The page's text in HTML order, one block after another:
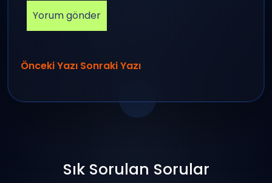
Önceki Yazı Sonraki Yazı
Sık Sorulan Sorular